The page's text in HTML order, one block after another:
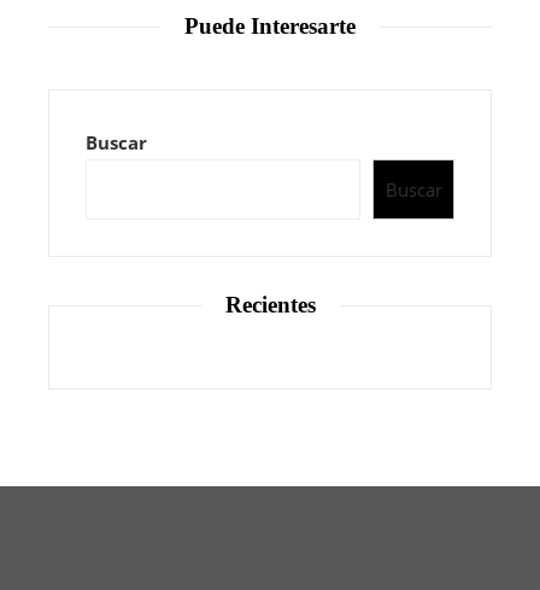
Puede Interesarte
Buscar
Buscar
Recientes